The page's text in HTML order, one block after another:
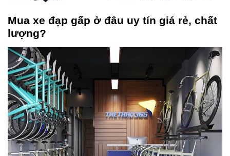
Mua xe đạp gấp ở đâu uy tín giá rẻ, chất
lượng?